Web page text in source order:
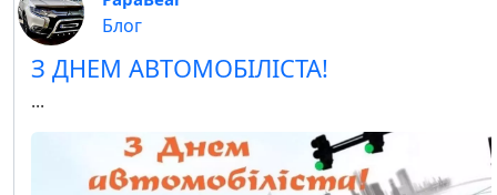
Блог
З ДНЕМ АВТОМОБІЛІСТА!
...